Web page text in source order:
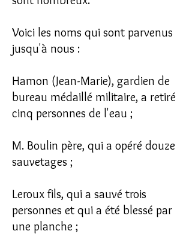
Voici les noms qui sont parvenus
jusqu'à nous :
Hamon (Jean-Marie), gardien de
bureau médaillé militaire, a retiré
cinq personnes de l'eau ;
M. Boulin père, qui a opéré douze
sauvetages ;
Leroux fils, qui a sauvé trois
personnes et qui a été blessé par
une planche ;